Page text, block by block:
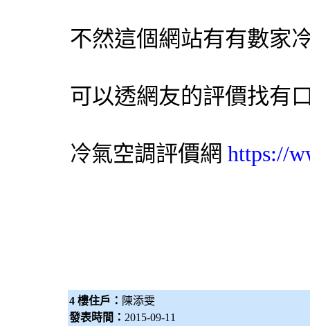
不然這個網站有有數家
可以透網友的評價找有
冷氣空調評價網 https://
4 樓住戶： 陳添雯
發表時間： 2015-09-11